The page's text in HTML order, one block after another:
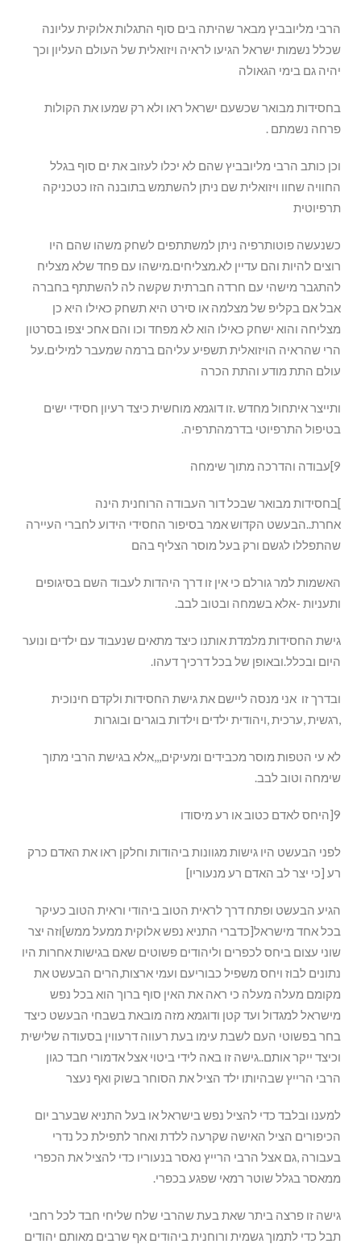
הרבי מליובביץ מבאר שהיתה בים סוף התגלות אלוקית עליונה
שכלל נשמות ישראל הגיעו לראיה ויזואלית של העולם העליון וכך
יהיה גם בימי הגאולה
בחסידות מבואר שכשעם ישראל ראו ולא רק שמעו את הקולות
פרחה נשמתם .
וכן כותב הרבי מליובביץ שהם לא יכלו לעזוב את ים סוף בגלל
החוויה שחוו ויזואלית שם ניתן להשתמש בתובנה הזו כטכניקה
תרפיוטית
כשנעשה פוטותרפיה ניתן למשתתפים לשחק משהו שהם היו
רוצים להיות והם עדיין לא.מצליחים.מישהו עם פחד שלא מצליח
להתגבר מישהי עם חרדה חברתית שקשה לה להשתתף בחברה
אבל אם בקליפ של מצלמה או סירט היא תשחק כאילו היא כן
מצליחה והוא ישחק כאילו הוא לא מפחד וכו והם אחכ יצפו בסרטון
הרי שהראיה הויזואלית תשפיע עליהם ברמה שמעבר למילים.על
עולם התת מודע והתת הכרה
ותייצר איתחול מחדש .זו דוגמא מוחשית כיצד רעיון חסידי ישים
בטיפול התרפיוטי בדרמהתרפיה.
9]עבודה והדרכה מתוך שימחה
]בחסידות מבואר שבכל דור העבודה הרוחנית הינה
אחרת..הבעשט הקדוש אמר בסיפור החסידי הידוע לחברי העיירה
שהתפללו לגשם ורק בעל מוסר הצליף בהם
האשמות למר גורלם כי אין זו דרך היהדות לעבוד השם בסיגופים
ותעניות -אלא בשמחה ובטוב לבב.
גישת החסידות מלמדת אותנו כיצד מתאים שנעבוד עם ילדים ונוער
היום ובכלל.ובאופן של בכל דרכיך דעהו.
ובדרך זו אני מנסה ליישם את גישת החסידות ולקדם חינוכית
,רגשית ,ערכית ,ויהודית ילדים וילדות בוגרים ובוגרות
לא עי הטפות מוסר מכבידים ומעיקים,,,אלא בגישת הרבי מתוך
שימחה וטוב לבב.
9[היחס לאדם כטוב או רע מיסודו
לפני הבעשט היו גישות מגוונות ביהודות וחלקן ראו את האדם כרק
רע [כי יצר לב האדם רע מנעוריו]
הגיע הבעשט ופתח דרך לראית הטוב ביהודי וראית הטוב כעיקר
בכל אחד מישראל[כדברי התניא נפש אלוקית ממעל ממש]וזה יצר
שוני עצום ביחס לכפרים וליהודים פשוטים שאם בגישות אחרות היו
נתונים לבוז ויחס משפיל כבוריעם ועמי ארצות,הרים הבעשט את
מקומם מעלה מעלה כי ראה את האין סוף ברוך הוא בכל נפש
מישראל למגדול ועד קטן ודוגמא מזה מובאת בשבחי הבעשט כיצד
בחר בפשוטי העם לשבת עימו בעת רעווה דרעווין בסעודה שלישית
וכיצד ייקר אותם..גישה זו באה לידי ביטוי אצל אדמורי חבד כגון
הרבי הרייץ שבהיותו ילד הציל את הסוחר בשוק ואף נעצר
למענו ובלבד כדי להציל נפש בישראל או בעל התניא שבערב יום
הכיפורים הציל האישה שקרעה ללדת ואחר לתפילת כל נדרי
בעבורה ,גם אצל הרבי הרייץ נאסר בנעוריו כדי להציל את הכפרי
ממאסר בגלל שוטר רמאי שפגע בכפרי.
גישה זו פרצה ביתר שאת בעת שהרבי שלח שליחי חבד לכל רחבי
תבל כדי לתמוך גשמית ורוחנית ביהודים אף שרבים מאותם יהודים